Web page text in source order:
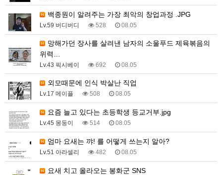
백종원이 알려주는 가장 최악의 창업과정 .JPG
Lv.59 버디버디 528 08.05
위력…
Lv.43 픽시베이 692 08.05
외모때문에 인식 박살난 직업
Lv.17 메이플 508 08.05
요즘 늘고 있다는 초등학생 등교거부.jpg
Lv.45 몽둥이 514 08.05
엄마 요새는 꺄! 를 어떻게 쓰는지 알아?
Lv.51 아라셀리 482 08.05
요새 치고 올라오는 봉화군 SNS